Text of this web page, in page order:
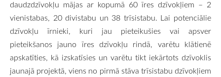
daudzdzīvokļu mājas ar kopumā 60 īres dzīvokļiem – 2
vienistabas, 20 divistabu un 38 trīsistabu. Lai potenciālie
dzīvokļu īrnieki, kuri jau pieteikušies vai apsver
pieteikšanos jauno īres dzīvokļu rindā, varētu klātienē
apskatīties, kā izskatīsies un varētu tikt iekārtots dzīvoklis
jaunajā projektā, viens no pirmā stāva trīsistabu dzīvokļiem